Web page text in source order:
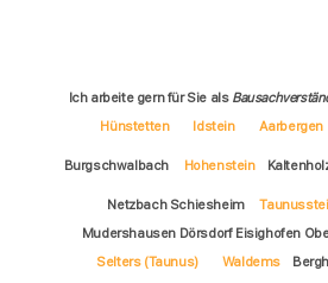
Ich arbeite gern für Sie als
Hünstetten
Idstein Aarbergen
Burgschwalbach Hohenstein
Netzbach Schiesheim
Mudershausen Dörsdorf Eisighofen
Selters (Taunus)
Waldems